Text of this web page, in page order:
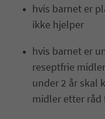
hvis barnet er
ikke hjelper
hvis barnet er
reseptfrie
under 2 år skal
midler etter råd